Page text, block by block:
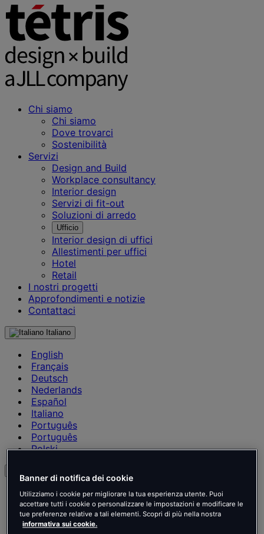
Chi siamo
Chi siamo
Dove trovarci
Sostenibilità
Servizi
Design and Build
Workplace consultancy
Interior design
Servizi di fit-out
Soluzioni di arredo
Ufficio
Interior design di uffici
Allestimenti per uffici
Hotel
Retail
I nostri progetti
Approfondimenti e notizie
Contattaci
Italiano
English
Français
Deutsch
Nederlands
Español
Italiano
Português
Português
Polski
English
Français
Deutsch
Nederlands
Banner di notifica dei cookie
Utilizziamo i cookie per migliorare la tua esperienza utente. Puoi
accettare tutti i cookie o personalizzare le impostazioni e modificare le
tue preferenze relative a tali elementi. Scopri di più nella nostra
informativa sui cookie.